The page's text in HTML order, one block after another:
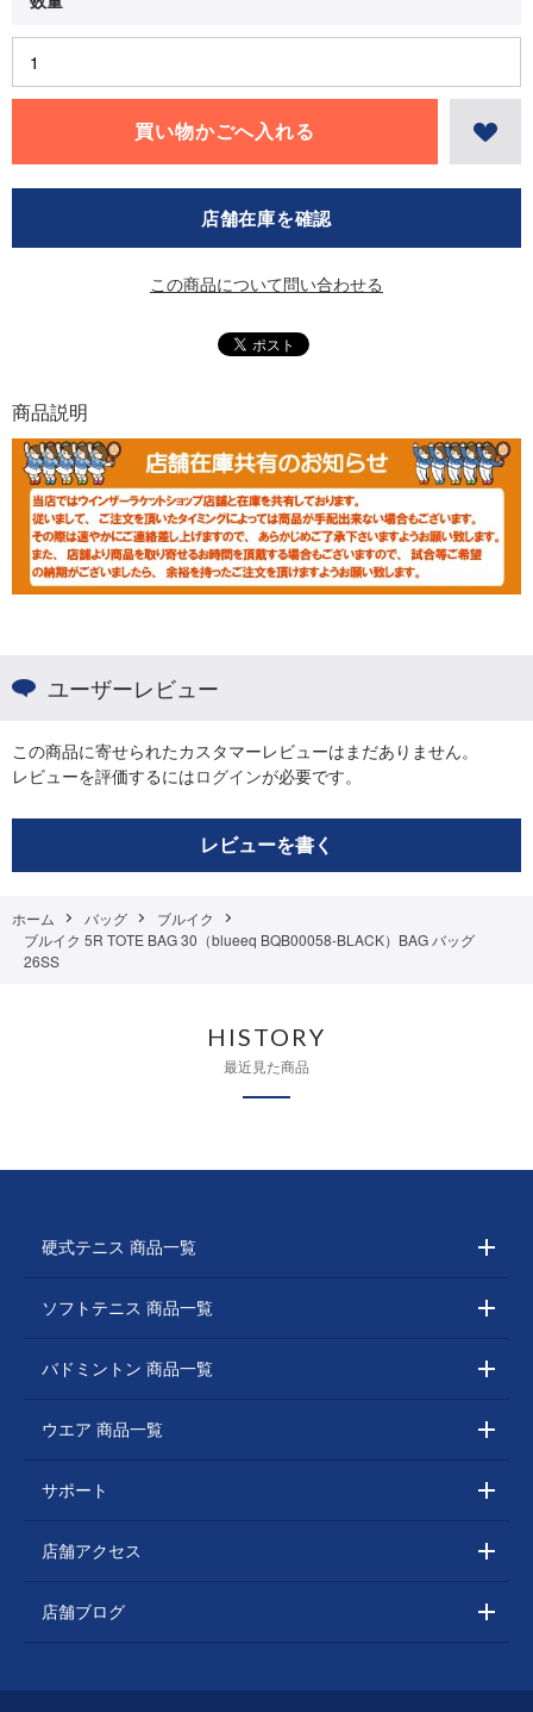
店舗在庫を確認
この商品について問い合わせる
商品説明
ユーザーレビュー
この商品に寄せられたカスタマーレビューはまだありません。
レビューを評価するにはログインが必要です。
レビューを書く
ホーム バッグ
ブルイク
ブルイク 5R TOTE BAG 30（blueeq BQB00058-BLACK）BAG バッグ
26SS
HISTORY
最近見た商品
硬式テニス 商品一覧
ソフトテニス 商品一覧
バドミントン 商品一覧
ウエア 商品一覧
サポート
店舗アクセス
店舗ブログ